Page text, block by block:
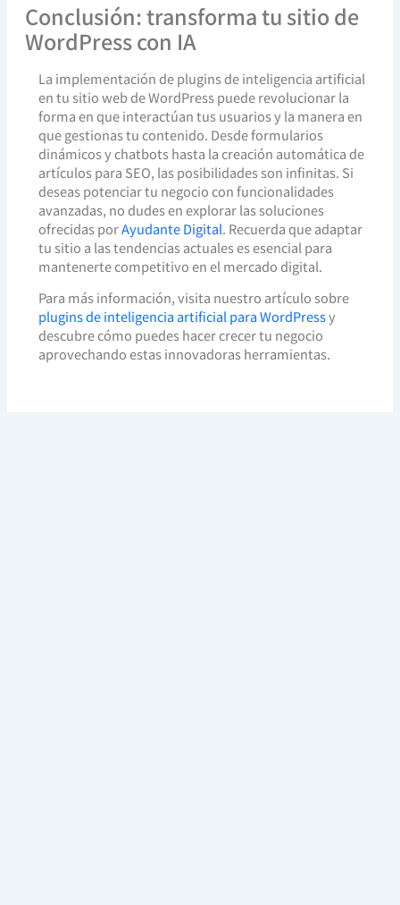
Conclusión: transforma tu sitio de
WordPress con IA
La implementación de plugins de inteligencia artificial
en tu sitio web de WordPress puede revolucionar la
forma en que interactúan tus usuarios y la manera en
que gestionas tu contenido. Desde formularios
dinámicos y chatbots hasta la creación automática de
artículos para SEO, las posibilidades son infinitas. Si
deseas potenciar tu negocio con funcionalidades
avanzadas, no dudes en explorar las soluciones
ofrecidas porAyudante Digital. Recuerda que adaptar
tu sitio a las tendencias actuales es esencial para
mantenerte competitivo en el mercado digital.
Para más información, visita nuestro artículo sobre
plugins de inteligencia artificial para WordPressy
descubre cómo puedes hacer crecer tu negocio
aprovechando estas innovadoras herramientas.